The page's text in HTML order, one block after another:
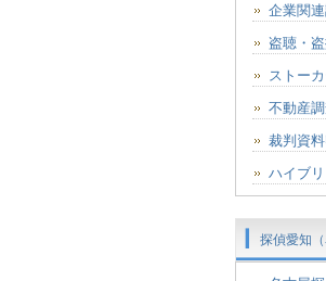
企業関
盗聴・
ストー
不動産
裁判資
ハイブ
探偵愛知